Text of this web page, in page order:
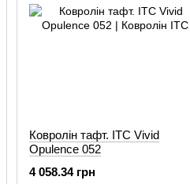
Ковролін тафт. ITC Vivid
Opulence 052
4 058.34 грн